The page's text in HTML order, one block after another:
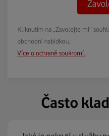
Kliknutím na „Zavolejte mi“
obchodní nabídkou.
Více o ochraně soukromí.
Často